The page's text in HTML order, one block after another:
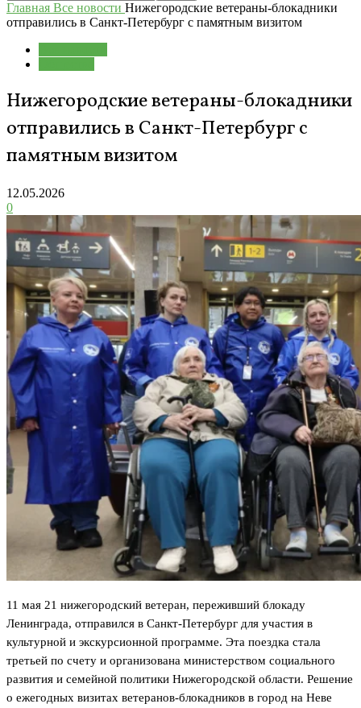
Главная Все новости Нижегородские ветераны-блокадники
отправились в Санкт-Петербург с памятным визитом
Нижегородские ветераны-блокадники
отправились в Санкт-Петербург с
памятным визитом
12.05.2026
0
11 мая 21 нижегородский ветеран, переживший блокаду
Ленинграда, отправился в Санкт-Петербург для участия в
культурной и экскурсионной программе. Эта поездка стала
третьей по счету и организована министерством социального
развития и семейной политики Нижегородской области. Решение
о ежегодных визитах ветеранов-блокадников в город на Неве